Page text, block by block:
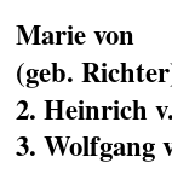
Marie von
(geb.
2. Heinrich
3. Wolfgang